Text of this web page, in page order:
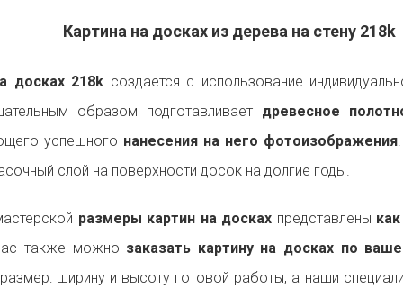
Картина на досках из дерева на стену 218k
досках 218k создается с использование
образом подготавливает древесное
успешного нанесения на него фотоизображения
слой на поверхности досок на долгие годы.
размеры картин на досках представлены
также можно заказать картину на досках по
ширину и высоту готовой работы, а наши